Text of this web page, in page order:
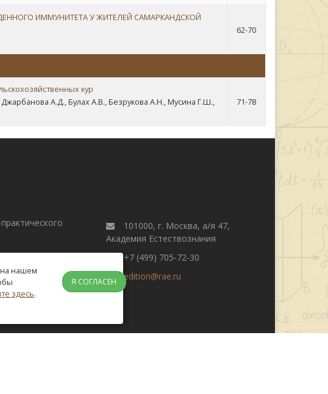
ИММУНИТЕТА У ЖИТЕЛЕЙ САМАРКАНДСКОЙ
62-70
кур
А.Д., Булах А.В., Безрукова А.Н., Мусина Г.Ш.,
71-78
101000, г. Москва, а/я 47,
Академия Естествознания
+7 (499) 705-72-30
edition@rae.ru
нашем
здесь.
Я СОГЛАСЕН